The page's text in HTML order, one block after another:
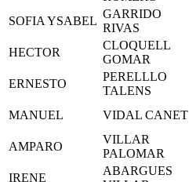
SOFIA YSABEL
GARRIDO
RIVAS
HECTOR
CLOQUELL
GOMAR
ERNESTO
PERELLLO
TALENS
MANUEL VIDAL CANET
AMPARO
VILLAR
PALOMAR
IRENE
ABARGUES